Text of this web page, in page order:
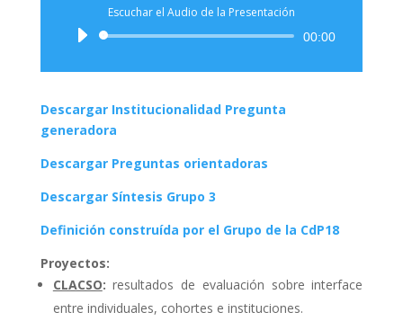
Escuchar el Audio de la Presentación
Audio
00:00
Descargar Institucionalidad Pregunta
generadora
Descargar Preguntas orientadoras
Descargar Síntesis Grupo 3
Definición construída por el Grupo de la CdP18
Proyectos:
CLACSO:resultados de evaluación sobre interface
entre individuales, cohortes e instituciones.